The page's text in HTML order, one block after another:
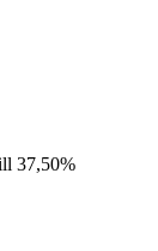
37,50%